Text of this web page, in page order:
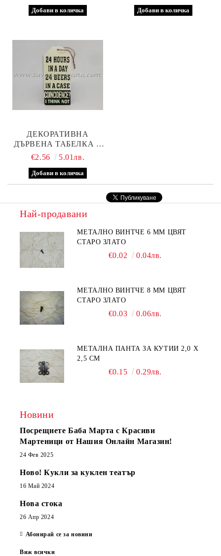
ДЕКОРАТИВНА
ДЪРВЕНА ТАБЕЛКА С
ОРИГИНАЛЕН НАДПИС,
€2.56 5.01лв.
Най-продавани
МЕТАЛНО ВИНТЧЕ 6 ММ ЦВЯТ
СТАРО ЗЛАТО
€0.02 0.04лв.
МЕТАЛНО ВИНТЧЕ 8 ММ ЦВЯТ
СТАРО ЗЛАТО
€0.03 0.06лв.
МЕТАЛНА ПАНТА ЗА КУТИИ 2,0 Х
2,5 СМ
€0.15 0.29лв.
Новини
Посрещнете Баба Марта с Красиви
Мартеници от Нашия Онлайн Магазин!
24 Фев 2025
Ново! Кукли за куклен театър
16 Май 2024
Нова стока
26 Апр 2024
Абонирай се за новини
Виж всички